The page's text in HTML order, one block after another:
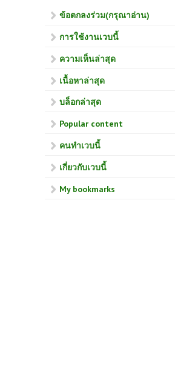
ข้อตกลงร่วม(กรุณาอ่าน)
การใช้งานเวบนี้
ความเห็นล่าสุด
เนื้อหาล่าสุด
บล็อกล่าสุด
Popular content
คนทำเวบนี้
เกี่ยวกับเวบนี้
My bookmarks